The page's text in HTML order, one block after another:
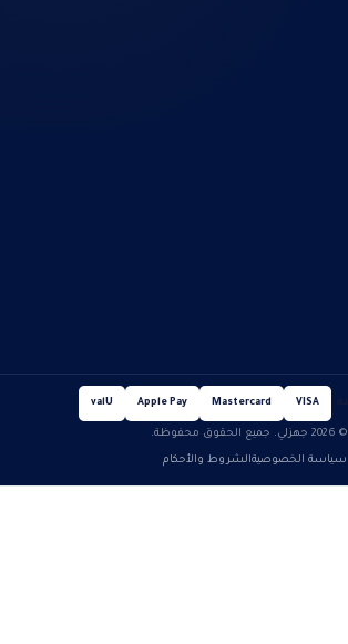
VISA
Mastercard
Apple Pay
valU
© 2026 جهزلي. جميع الحقوق محفوظة.
سياسة الخصوصيةالشروط والأحكام